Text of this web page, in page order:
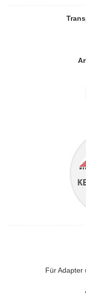
Für Adapter